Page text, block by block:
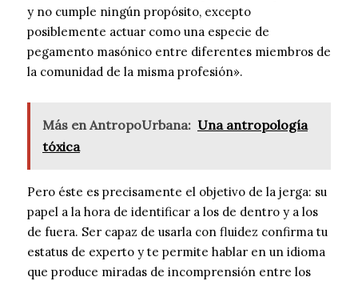
y no cumple ningún propósito, excepto
posiblemente actuar como una especie de
pegamento masónico entre diferentes miembros de
la comunidad de la misma profesión».
Más en AntropoUrbana: Una antropología
tóxica
Pero éste es precisamente el objetivo de la jerga: su
papel a la hora de identificar a los de dentro y a los
de fuera. Ser capaz de usarla con fluidez confirma tu
estatus de experto y te permite hablar en un idioma
que produce miradas de incomprensión entre los